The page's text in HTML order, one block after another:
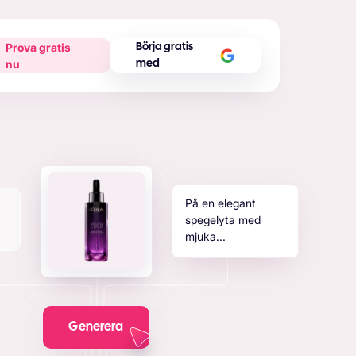
Prova gratis
nu
Börja gratis
med
På en elegant
spegelyta med
mjuka...
Generera